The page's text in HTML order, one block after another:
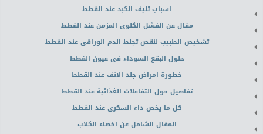
اسباب تليف الكبد عند القطط
مقال عن الفشل الكلوى المزمن عند القطط
تشخيص الطبيب لنقص تجلط الدم الوراقى عند القطط
حلول البقع السوداء فى عيون القطط
خطورة امراض جلد الانف عند القطط
تفاصيل حول التفاعلات الغذائية عند القطط
كل ما يخص داء السكرى عند القطط
المقال الشامل عن اخصاء الكلاب